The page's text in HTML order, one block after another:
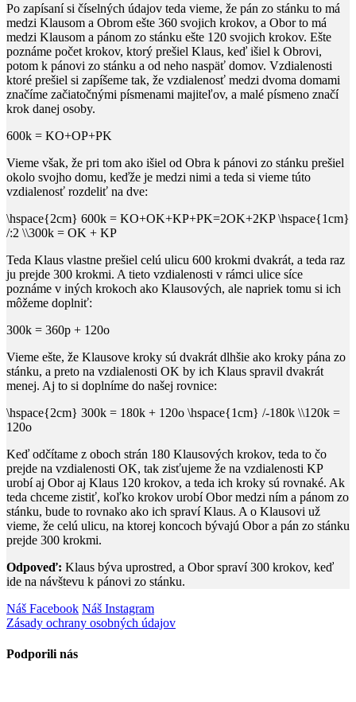
Po zapísaní si číselných údajov teda vieme, že pán zo stánku to má
medzi Klausom a Obrom ešte 360 svojich krokov, a Obor to má
medzi Klausom a pánom zo stánku ešte 120 svojich krokov. Ešte
poznáme počet krokov, ktorý prešiel Klaus, keď išiel k Obrovi,
potom k pánovi zo stánku a od neho naspäť domov. Vzdialenosti
ktoré prešiel si zapíšeme tak, že vzdialenosť medzi dvoma domami
značíme začiatočnými písmenami majiteľov, a malé písmeno značí
krok danej osoby.
600k = KO+OP+PK
Vieme však, že pri tom ako išiel od Obra k pánovi zo stánku prešiel
okolo svojho domu, keďže je medzi nimi a teda si vieme túto
vzdialenosť rozdeliť na dve:
\hspace{2cm} 600k = KO+OK+KP+PK=2OK+2KP \hspace{1cm}
/:2 \\300k = OK + KP
Teda Klaus vlastne prešiel celú ulicu 600 krokmi dvakrát, a teda raz
ju prejde 300 krokmi. A tieto vzdialenosti v rámci ulice síce
poznáme v iných krokoch ako Klausových, ale napriek tomu si ich
môžeme doplniť:
300k = 360p + 120o
Vieme ešte, že Klausove kroky sú dvakrát dlhšie ako kroky pána zo
stánku, a preto na vzdialenosti OK by ich Klaus spravil dvakrát
menej. Aj to si doplníme do našej rovnice:
\hspace{2cm} 300k = 180k + 120o \hspace{1cm} /-180k \\120k =
120o
Keď odčítame z oboch strán 180 Klausových krokov, teda to čo
prejde na vzdialenosti OK, tak zisťujeme že na vzdialenosti KP
urobí aj Obor aj Klaus 120 krokov, a teda ich kroky sú rovnaké. Ak
teda chceme zistiť, koľko krokov urobí Obor medzi ním a pánom zo
stánku, bude to rovnako ako ich spraví Klaus. A o Klausovi už
vieme, že celú ulicu, na ktorej koncoch bývajú Obor a pán zo stánku
prejde 300 krokmi.
Odpoveď: Klaus býva uprostred, a Obor spraví300 krokov, keď
ide na návštevu k pánovi zo stánku.
Náš Facebook Náš Instagram
Zásady ochrany osobných údajov
Podporili nás